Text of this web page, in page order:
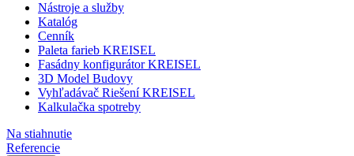
Nástroje a služby
Katalóg
Cenník
Paleta farieb KREISEL
Fasádny konfigurátor KREISEL
3D Model Budovy
Vyhľadávač Riešení KREISEL
Kalkulačka spotreby
Na stiahnutie
Referencie